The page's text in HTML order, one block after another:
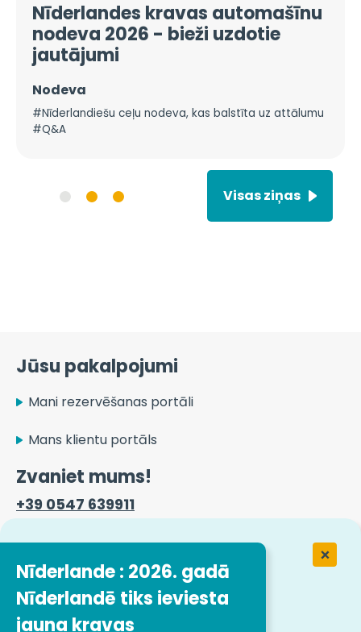
Nīderlande : 2026. gadā
Nīderlandē tiks ieviesta
jauna kravas
Visas ziņas
Nīderlandes kravas automašīnu
nodeva 2026 - bieži uzdotie
jautājumi
Nodeva
#Nīderlandiešu ceļu nodeva, kas balstīta uz attālumu
#Q&A
Jūsu pakalpojumi
Mani rezervēšanas portāli
Mans klientu portāls
Zvaniet mums!
+39 0547 639911
Kontaktinformācija